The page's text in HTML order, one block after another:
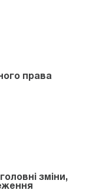
права
зміни,